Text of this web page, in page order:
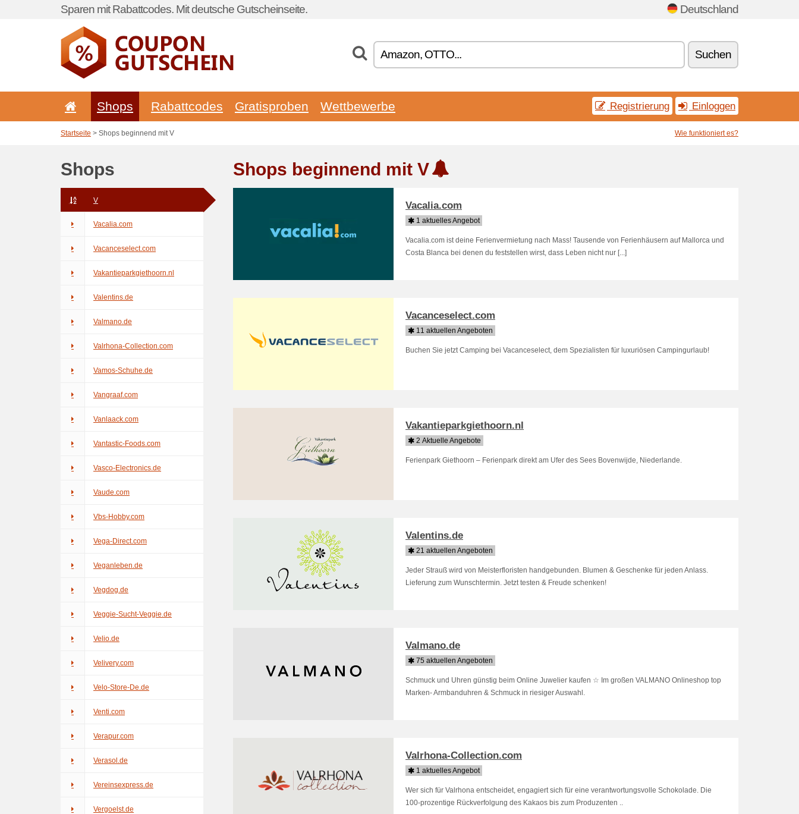
Sparen mit Rabattcodes. Mit deutsche Gutscheinseite. Deutschland
Suchen
Shops Rabattcodes Gratisproben Wettbewerbe Registrierung Einloggen
Startseite > Shops beginnend mit V Wie funktioniert es?
Shops
V
Vacalia.com
Vacanceselect.com
Vakantieparkgiethoorn.nl
Valentins.de
Valmano.de
Valrhona-Collection.com
Vamos-Schuhe.de
Vangraaf.com
Vanlaack.com
Vantastic-Foods.com
Vasco-Electronics.de
Vaude.com
Vbs-Hobby.com
Vega-Direct.com
Veganleben.de
Vegdog.de
Veggie-Sucht-Veggie.de
Velio.de
Velivery.com
Velo-Store-De.de
Venti.com
Verapur.com
Verasol.de
Vereinsexpress.de
Vergoelst.de
Shops beginnend mit V
Vacalia.com
1 aktuelles Angebot
Vacalia.com ist deine Ferienvermietung nach Mass! Tausende von Ferienhäusern auf Mallorca und
Costa Blanca bei denen du feststellen wirst, dass Leben nicht nur [...]
Vacanceselect.com
11 aktuellen Angeboten
Buchen Sie jetzt Camping bei Vacanceselect, dem Spezialisten für luxuriösen Campingurlaub!
Vakantieparkgiethoorn.nl
2 Aktuelle Angebote
Ferienpark Giethoorn – Ferienpark direkt am Ufer des Sees Bovenwijde, Niederlande.
Valentins.de
21 aktuellen Angeboten
Jeder Strauß wird von Meisterfloristen handgebunden. Blumen & Geschenke für jeden Anlass.
Lieferung zum Wunschtermin. Jetzt testen & Freude schenken!
Valmano.de
75 aktuellen Angeboten
Schmuck und Uhren günstig beim Online Juwelier kaufen ☆ Im großen VALMANO Onlineshop top
Marken- Armbanduhren & Schmuck in riesiger Auswahl.
Valrhona-Collection.com
1 aktuelles Angebot
Wer sich für Valrhona entscheidet, engagiert sich für eine verantwortungsvolle Schokolade. Die
100-prozentige Rückverfolgung des Kakaos bis zum Produzenten ..